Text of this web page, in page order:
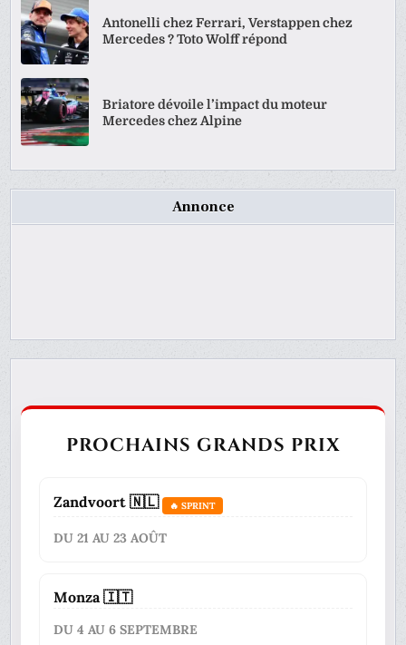
Antonelli chez Ferrari, Verstappen chez
Mercedes ? Toto Wolff répond
Briatore dévoile l’impact du moteur
Mercedes chez Alpine
Annonce
PROCHAINS GRANDS PRIX
Zandvoort 🇳🇱 🔥 SPRINT
DU 21 AU 23 AOÛT
Monza 🇮🇹
DU 4 AU 6 SEPTEMBRE